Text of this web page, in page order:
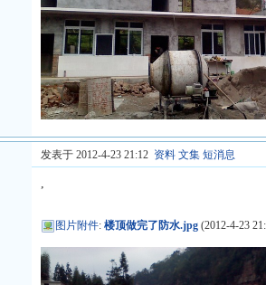
发表于 2012-4-23 21:12 资料 文集 短消息
,
图片附件:楼顶做完了防水.jpg (2012-4-23